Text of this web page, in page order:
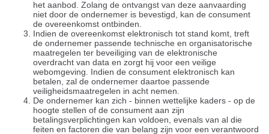
het aanbod. Zolang de ontvangst van deze aanvaarding
niet door de ondernemer is bevestigd, kan de consument
de overeenkomst ontbinden.
Indien de overeenkomst elektronisch tot stand komt, treft
de ondernemer passende technische en organisatorische
maatregelen ter beveiliging van de elektronische
overdracht van data en zorgt hij voor een veilige
webomgeving. Indien de consument elektronisch kan
betalen, zal de ondernemer daartoe passende
veiligheidsmaatregelen in acht nemen.
De ondernemer kan zich - binnen wettelijke kaders - op de
hoogte stellen of de consument aan zijn
betalingsverplichtingen kan voldoen, evenals van al die
feiten en factoren die van belang zijn voor een verantwoord